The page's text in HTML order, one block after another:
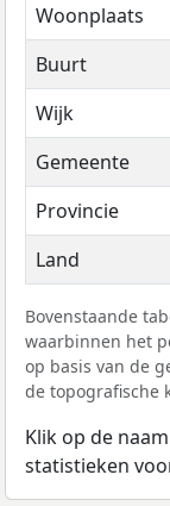
Woonplaats
Buurt
Wijk
Gemeente
Provincie
Land
Bovenstaande
waarbinnen het
op basis van de
de topografische
Klik op de
statistieken